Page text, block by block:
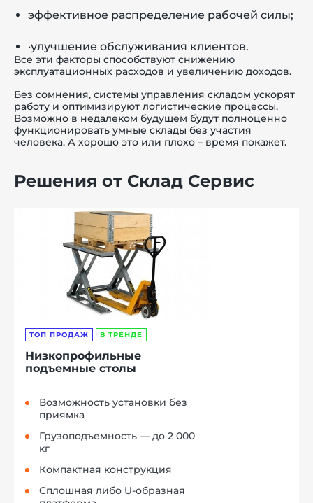
эффективное распределение рабочей силы;
·улучшение обслуживания клиентов.
Все эти факторы способствуют снижению
эксплуатационных расходов и увеличению доходов.
Без сомнения, системы управления складом ускорят
работу и оптимизируют логистические процессы.
Возможно в недалеком будущем будут полноценно
функционировать умные склады без участия
человека. А хорошо это или плохо – время покажет.
Решения от Склад Сервис
ТОП ПРОДАЖ В ТРЕНДЕ
Низкопрофильные
подъемные столы
Возможность установки без
приямка
Грузоподъемность — до 2 000
кг
Компактная конструкция
Сплошная либо U-образная